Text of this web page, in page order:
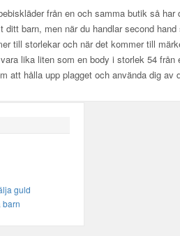
från en och samma butik så
barn, men när du handlar second
till storlekar och när det kommer till
lika liten som en body i storlek 54
att hålla upp plagget och använda dig av
guld
barn